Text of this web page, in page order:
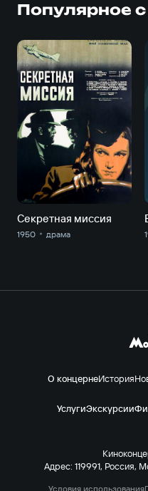
Популярное
Секретная миссия
1950 драма
О концернеИстория
УслугиЭкскурсии
Адрес: 119991, Россия,
Условия использования